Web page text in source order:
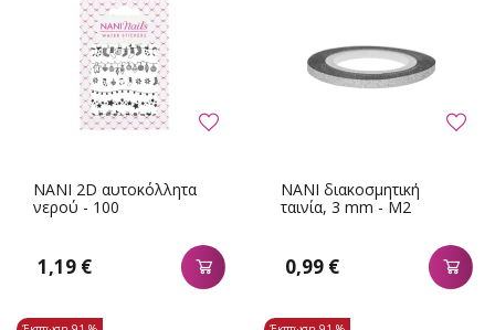
NANI 2D αυτοκόλλητα
νερού - 100
1,19 €
NANI διακοσμητική
ταινία, 3 mm - M2
0,99 €